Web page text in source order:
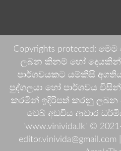
Copyrights protected:
ලබන කිනම් හෝ
පාර්ශවයකට යම්කිසි
පුද්ගලයා හෝ පාර්ශවය
කරමින් ඉදිරිපත් කරනු
වෙබ් අඩවිය ආචාර
'www.vinivida.lk' ©
editor.vinivida@gmail.com |